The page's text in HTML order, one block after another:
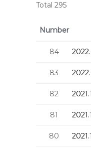
Total 295
Number
84
83
82
81
80